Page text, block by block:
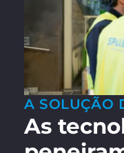
A SOLUÇÃO
As